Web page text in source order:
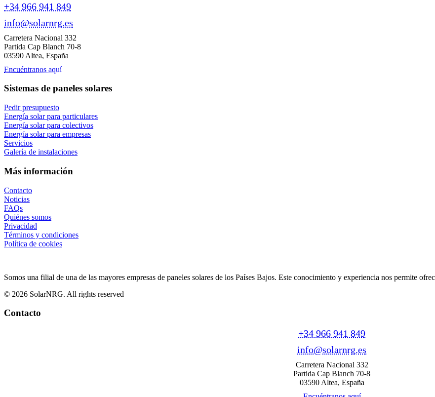
+34 966 941 849
info@solarnrg.es
Carretera Nacional 332
Partida Cap Blanch 70-8
03590 Altea, España
Encuéntranos aquí
Sistemas de paneles solares
Pedir presupuesto
Energía solar para particulares
Energía solar para colectivos
Energía solar para empresas
Servicios
Galería de instalaciones
Más información
Contacto
Noticias
FAQs
Quiénes somos
Privacidad
Términos y condiciones
Política de cookies
Somos una filial de una de las mayores empresas de paneles solares de los Países Bajos. Este conocimiento y experiencia nos permite
© 2026 SolarNRG. All rights reserved
Contacto
+34 966 941 849
info@solarnrg.es
Carretera Nacional 332
Partida Cap Blanch 70-8
03590 Altea, España